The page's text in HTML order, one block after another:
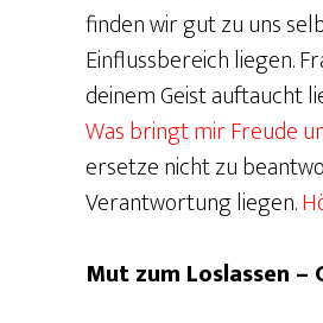
finden wir gut zu uns
Einflussbereich liegen.
deinem Geist auftaucht
Was bringt mir Freude
ersetze nicht zu
Verantwortung liegen.
Mut zum Loslassen –